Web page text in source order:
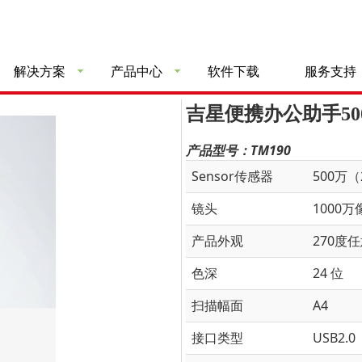
解决方案 产品中心 软件下载 服务支持
吉星便携办公助手
产品型号： TM190
Sensor传感器
500万
镜头
1000万
产品外观
270度
色深
24 位
扫描幅面
A4
接口类型
USB2.0